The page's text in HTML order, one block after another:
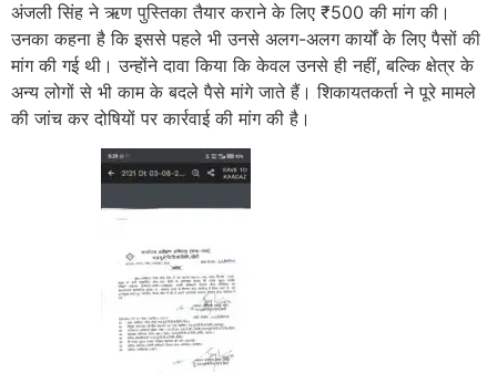
अंजली सिंह ने ऋण पुस्तिका तैयार कराने के लिए ₹500 की मांग की।
उनका कहना है कि इससे पहले भी उनसे अलग-अलग कार्यों के लिए पैसों की
मांग की गई थी। उन्होंने दावा किया कि केवल उनसे ही नहीं, बल्कि क्षेत्र के
अन्य लोगों से भी काम के बदले पैसे मांगे जाते हैं। शिकायतकर्ता ने पूरे मामले
की जांच कर दोषियों पर कार्रवाई की मांग की है।